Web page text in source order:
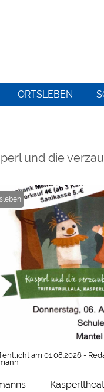
ORTSLEBEN
und die
am 01.08.2026 -